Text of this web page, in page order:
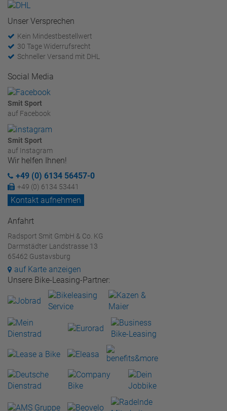
Unser Versprechen
Kein Mindestbestellwert
30 Tage Widerrufsrecht
Schneller Versand mit DHL
Social Media
Smit Sport
auf Facebook
Smit Sport
auf Instagram
Wir helfen Ihnen!
+49 (0) 6134 56457-0
+49 (0) 6134 53441
Kontakt aufnehmen
Anfahrt
Radsport Smit GmbH & Co. KG
Darmstädter Landstrasse 13
65462 Gustavsburg
auf Karte anzeigen
Unsere Bike-Leasing-Partner: